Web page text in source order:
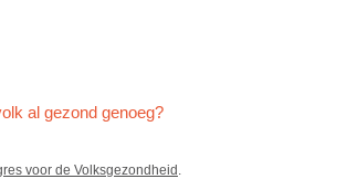
al gezond genoeg?
voor de Volksgezondheid .